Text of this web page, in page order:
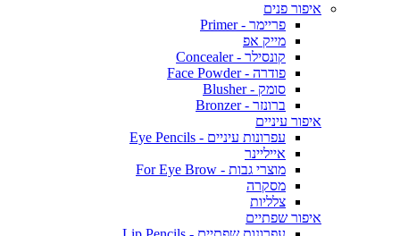
איפור פנים
פריימר - Primer
מייק אפ
קונסילר - Concealer
פודרה - Face Powder
סומק - Blusher
ברונזר - Bronzer
איפור עיניים
עפרונות עיניים - Eye Pencils
אייליינר
מוצרי גבות - For Eye Brow
מסקרה
צלליות
איפור שפתיים